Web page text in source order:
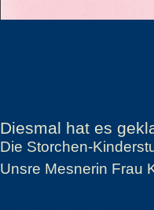
Diesmal hat es
Die Storchen-
Unsre Mesnerin Frau